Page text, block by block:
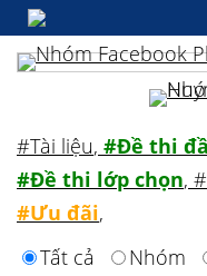
#Tài liệu, #Đề thi
#Đề thi lớp chọn,
#Ưu đãi,
Tất cả
Nhóm